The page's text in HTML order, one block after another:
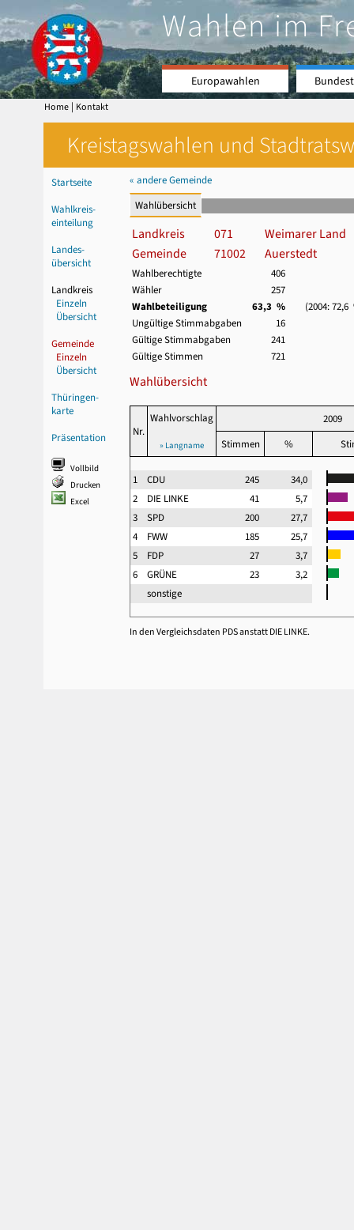
Wahlen im
Europawahlen
Home | Kontakt
Kreistagswahlen und
Startseite
Wahlkreis-
einteilung
Landes-
übersicht
Landkreis
Einzeln
Übersicht
Gemeinde
Einzeln
Übersicht
Thüringen-
karte
Präsentation
Vollbild
Drucken
Excel
« andere Gemeinde
Wahlübersicht
Landkreis 071
Weimarer Land
Gemeinde
71002 Auerstedt
Wahlberechtigte
406
Wähler
257
Wahlbeteiligung
63,3 %
(2004: 72,6
Ungültige Stimmabgaben
16
Gültige Stimmabgaben
241
Gültige Stimmen
721
Wahlübersicht
Nr.
Wahlvorschlag
» Langname
2009
Stimmen
%
1 CDU 245
34,0
2 DIE LINKE 41
5,7
3 SPD 200
27,7
4 FWW 185
25,7
5 FDP 27
3,7
6 GRÜNE 23
3,2
sonstige
In den Vergleichsdaten PDS anstatt DIE LINKE.